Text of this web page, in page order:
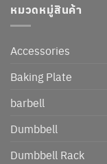
หมวดหมู่สินค้า
Accessories
Baking Plate
barbell
Dumbbell
Dumbbell Rack